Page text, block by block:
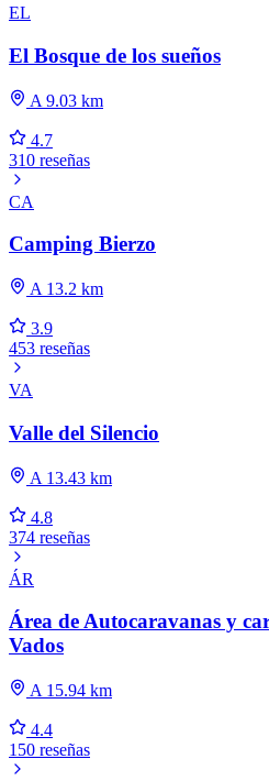
EL
El Bosque de los sueños
A 9.03 km
4.7
310 reseñas
CA
Camping Bierzo
A 13.2 km
3.9
453 reseñas
VA
Valle del Silencio
A 13.43 km
4.8
374 reseñas
ÁR
Área de Autocaravanas y
Vados
A 15.94 km
4.4
150 reseñas